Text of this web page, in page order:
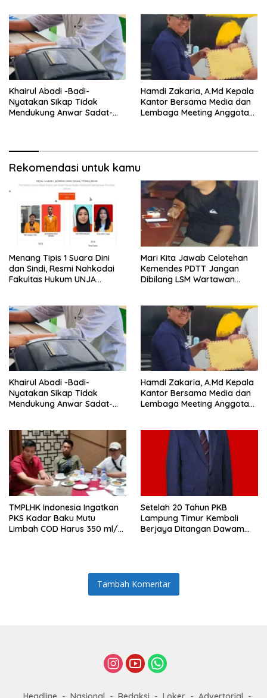
langsung Beritakan
Khairul Abadi -Badi-
Nyatakan Sikap Tidak
Mendukung Anwar Sadat-
Hamdi Zakaria, A.Md Kepala
Kantor Bersama Media dan
Lembaga Meeting Anggota
Rekomendasi untuk kamu
Menang Tipis 1 Suara Dini
dan Sindi, Resmi Nahkodai
Fakultas Hukum UNJA
Mari Kita Jawab Celotehan
Kemendes PDTT Jangan
Dibilang LSM Wartawan
langsung Beritakan
Khairul Abadi -Badi-
Nyatakan Sikap Tidak
Mendukung Anwar Sadat-
Hamdi Zakaria, A.Md Kepala
Kantor Bersama Media dan
Lembaga Meeting Anggota
TMPLHK Indonesia Ingatkan
PKS Kadar Baku Mutu
Limbah COD Harus 350 ml/L
Setelah 20 Tahun PKB
Lampung Timur Kembali
Berjaya Ditangan Dawam
Tambah Komentar